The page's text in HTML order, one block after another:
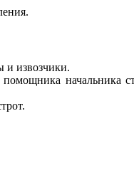
и извозчики.
начальника